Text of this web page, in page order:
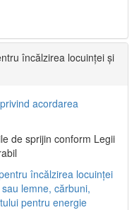
încălzirea locuinței și
acordarea
de sprijin conform Legii
încălzirea locuinței
lemne, cărbuni,
pentru energie